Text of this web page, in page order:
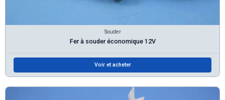
Souder
Fer à souder économique 12V
Voir et acheter